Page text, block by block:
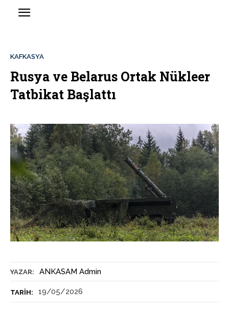
YAZAR: ANKASAM Admin
TARIH: 19/05/2026
KAFKASYA
Rusya ve Belarus Ortak Nükleer
Tatbikat Başlattı